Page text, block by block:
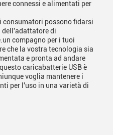
connessi e alimentati per
consumatori possono fidarsi
di
compagno per i tuoi
che la vostra tecnologia sia
e pronta ad andare
caricabatterie USB è
voglia mantenere i
per l'uso in una varietà di